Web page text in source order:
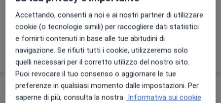
+ 16 prestazioni
Come funzionano i prezzi?
Indirizzi (5)
Accettando, consenti a noi e ai nostri partner di utilizzare
cookie (o tecnologie simili) per raccogliere dati statistici
e fornirti contenuti in base alle tue abitudini di
navigazione. Se rifiuti tutti i cookie, utilizzeremo solo
quelli necessari per il corretto utilizzo del nostro sito.
Puoi revocare il tuo consenso o aggiornare le tue
preferenze in qualsiasi momento dalle impostazioni. Per
saperne di più, consulta la nostra Informativa sui cookie